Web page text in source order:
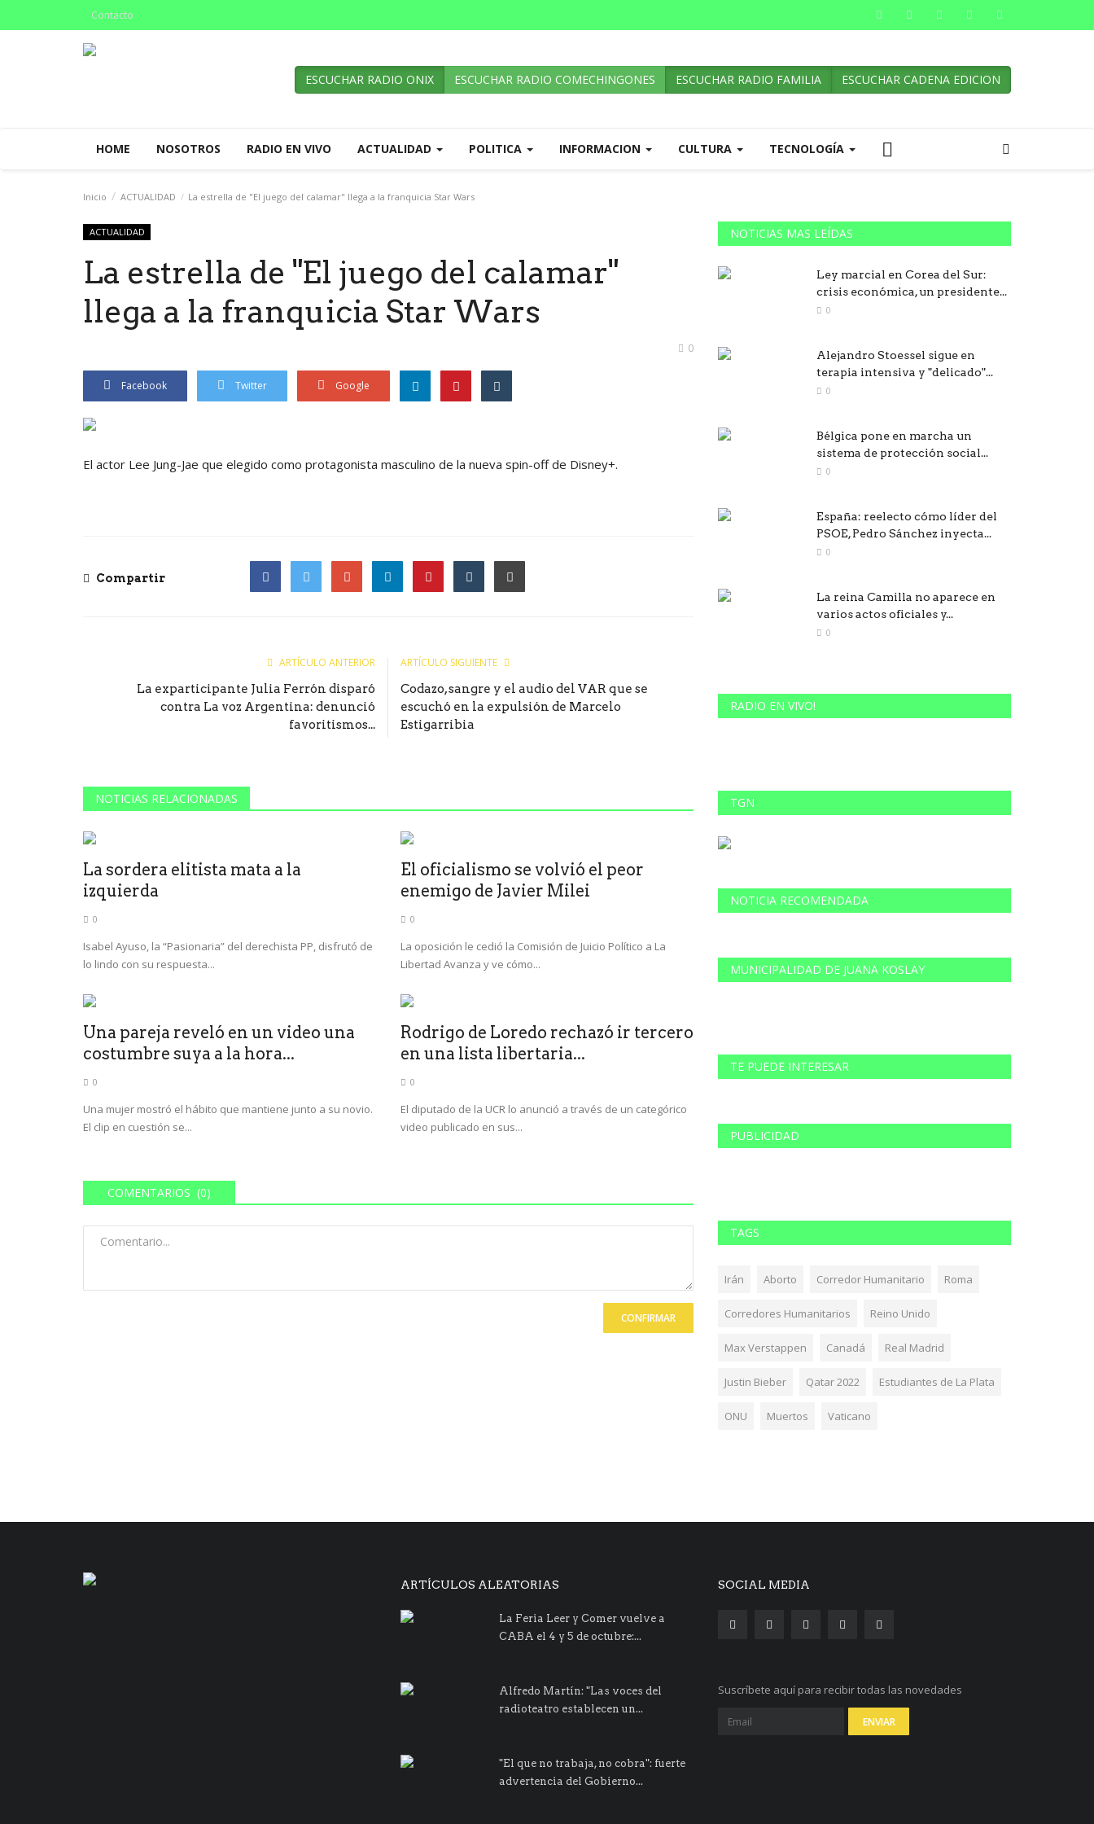
Contacto
ESCUCHAR RADIO ONIX ESCUCHAR RADIO COMECHINGONES ESCUCHAR RADIO FAMILIA ESCUCHAR CADENA EDICION
HOME NOSOTROS RADIO EN VIVO ACTUALIDAD POLITICA INFORMACION CULTURA TECNOLOGÍA
Inicio ACTUALIDAD La estrella de "El juego del calamar" llega a la franquicia Star Wars
ACTUALIDAD
La estrella de "El juego del calamar"
llega a la franquicia Star Wars
0
Facebook Twitter Google
El actor Lee Jung-Jae que elegido como protagonista masculino de la nueva spin-off de Disney+.
Compartir
ARTÍCULO ANTERIOR
La exparticipante Julia Ferrón disparó
contra La voz Argentina: denunció
favoritismos...
ARTÍCULO SIGUIENTE
Codazo, sangre y el audio del VAR que se
escuchó en la expulsión de Marcelo
Estigarribia
NOTICIAS RELACIONADAS
La sordera elitista mata a la
izquierda
0
Isabel Ayuso, la “Pasionaria” del derechista PP, disfrutó de
lo lindo con su respuesta...
El oficialismo se volvió el peor
enemigo de Javier Milei
0
La oposición le cedió la Comisión de Juicio Político a La
Libertad Avanza y ve cómo...
Una pareja reveló en un video una
costumbre suya a la hora...
0
Una mujer mostró el hábito que mantiene junto a su novio.
El clip en cuestión se...
Rodrigo de Loredo rechazó ir tercero
en una lista libertaria...
0
El diputado de la UCR lo anunció a través de un categórico
video publicado en sus...
COMENTARIOS (0)
CONFIRMAR
NOTICIAS MAS LEÍDAS
Ley marcial en Corea del Sur:
crisis económica, un presidente...
0
Alejandro Stoessel sigue en
terapia intensiva y "delicado"...
0
Bélgica pone en marcha un
sistema de protección social...
0
España: reelecto cómo líder del
PSOE, Pedro Sánchez inyecta...
0
La reina Camilla no aparece en
varios actos oficiales y...
0
RADIO EN VIVO!
TGN
NOTICIA RECOMENDADA
MUNICIPALIDAD DE JUANA KOSLAY
TE PUEDE INTERESAR
PUBLICIDAD
TAGS
Irán Aborto Corredor Humanitario Roma
Corredores Humanitarios Reino Unido
Max Verstappen Canadá Real Madrid
Justin Bieber Qatar 2022 Estudiantes de La Plata
ONU Muertos Vaticano
ARTÍCULOS ALEATORIAS
La Feria Leer y Comer vuelve a
CABA el 4 y 5 de octubre:...
Alfredo Martín: "Las voces del
radioteatro establecen un...
"El que no trabaja, no cobra": fuerte
advertencia del Gobierno...
SOCIAL MEDIA
Suscríbete aquí para recibir todas las novedades